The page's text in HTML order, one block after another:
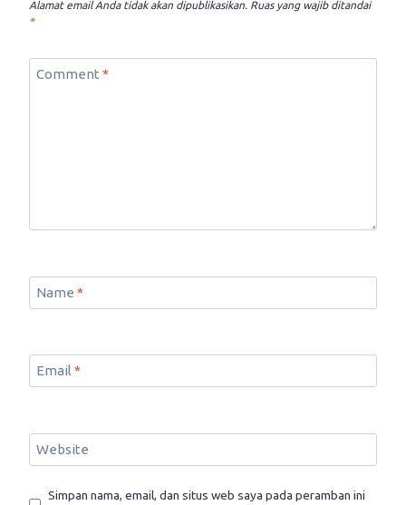
Alamat email Anda tidak akan dipublikasikan. Ruas yang wajib ditandai
*
Comment*
Name *
Email*
Website
Simpan nama, email, dan situs web saya pada peramban ini